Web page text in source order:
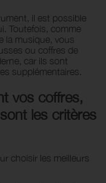
il est possible
Toutefois, comme
la musique, vous
ou coffres de
car ils sont
supplémentaires.
vos coffres,
les critères
choisir les meilleurs